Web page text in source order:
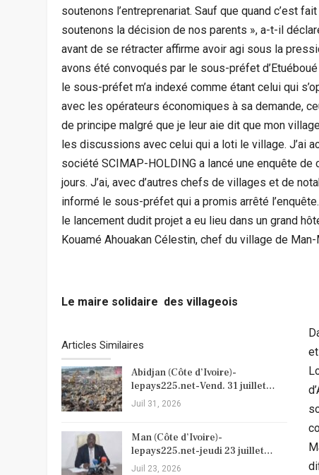
soutenons l’entreprenariat. Sauf que quand c’est
soutenons la décision de nos parents », a-t-il
avant de se rétracter affirme avoir agi sous la
avons été convoqués par le sous-préfet
le sous-préfet m’a indexé comme étant celui qui
avec les opérateurs économiques à sa demande,
de principe malgré que je leur aie dit que mon
les discussions avec celui qui a loti le village. J’ai
société SCIMAP-HOLDING a lancé une enquête
jours. J’ai, avec d’autres chefs de villages et de
informé le sous-préfet qui a promis arrêté
le lancement dudit projet a eu lieu dans un grand
Kouamé Ahouakan Célestin, chef du village de Man-
Le maire solidaire des villageois
Articles Similaires
Abidjan (Côte d’Ivoire)-
lepays225.net-Vend. 31 juillet…
Juil 31, 2026
Man (Côte d’Ivoire)-
lepays225.net-jeudi 23 juillet…
Juil 23, 2026